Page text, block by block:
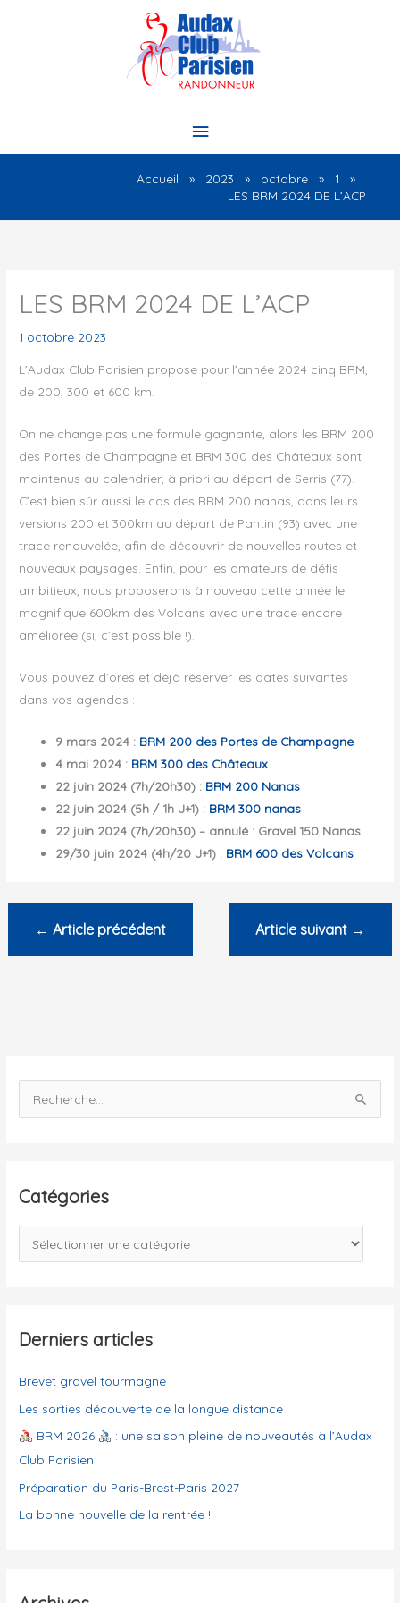
Menu
Accueil 2023 octobre
1
LES BRM 2024 DE L’ACP
LES BRM 2024 DE L’ACP
1 octobre 2023
L’Audax Club Parisien propose pour l’année 2024 cinq BRM,
de 200, 300 et 600 km.
On ne change pas une formule gagnante, alors les BRM 200
des Portes de Champagne et BRM 300 des Châteaux sont
maintenus au calendrier, à priori au départ de Serris (77).
C’est bien sûr aussi le cas des BRM 200 nanas, dans leurs
versions 200 et 300km au départ de Pantin (93) avec une
trace renouvelée, afin de découvrir de nouvelles routes et
nouveaux paysages. Enfin, pour les amateurs de défis
ambitieux, nous proposerons à nouveau cette année le
magnifique 600km des Volcans avec une trace encore
améliorée (si, c’est possible !).
Vous pouvez d’ores et déjà réserver les dates suivantes
dans vos agendas :
9 mars 2024 : BRM 200 des Portes de Champagne
4 mai 2024 : BRM 300 des Châteaux
22 juin 2024 (7h/20h30) : BRM 200 Nanas
22 juin 2024 (5h / 1h J+1) : BRM 300 nanas
22 juin 2024 (7h/20h30) – annulé : Gravel 150 Nanas
29/30 juin 2024 (4h/20 J+1) : BRM 600 des Volcans
← Article précédent Article suivant →
e
e
h
Catégories
a
g
r
i
e
s
Derniers articles
Brevet gravel tourmagne
Les sorties découverte de la longue distance
BRM 2026
: une saison pleine de nouveautés à l’Audax
Club Parisien
Préparation du Paris-Brest-Paris 2027
La bonne nouvelle de la rentrée !